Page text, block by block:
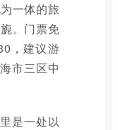
一体的旅
。门票免
，建议游
市三区中
是一处以